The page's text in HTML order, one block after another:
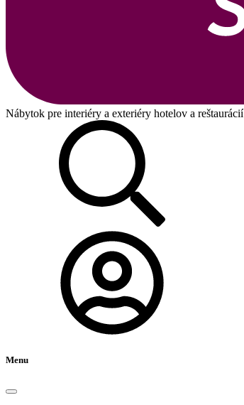
Nábytok pre interiéry a exteriéry hotelov a reštaurácií
Menu